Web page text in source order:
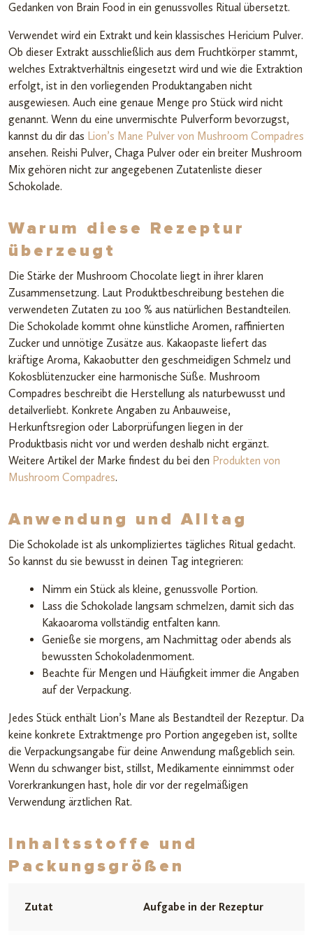
Gedanken von Brain Food in ein genussvolles Ritual übersetzt.
Verwendet wird ein Extrakt und kein klassisches Hericium Pulver.
Ob dieser Extrakt ausschließlich aus dem Fruchtkörper stammt,
welches Extraktverhältnis eingesetzt wird und wie die Extraktion
erfolgt, ist in den vorliegenden Produktangaben nicht
ausgewiesen. Auch eine genaue Menge pro Stück wird nicht
genannt. Wenn du eine unvermischte Pulverform bevorzugst,
kannst du dir das Lion’s Mane Pulver von Mushroom Compadres
ansehen. Reishi Pulver, Chaga Pulver oder ein breiter Mushroom
Mix gehören nicht zur angegebenen Zutatenliste dieser
Schokolade.
Warum diese Rezeptur
überzeugt
Die Stärke der Mushroom Chocolate liegt in ihrer klaren
Zusammensetzung. Laut Produktbeschreibung bestehen die
verwendeten Zutaten zu 100 % aus natürlichen Bestandteilen.
Die Schokolade kommt ohne künstliche Aromen, raffinierten
Zucker und unnötige Zusätze aus. Kakaopaste liefert das
kräftige Aroma, Kakaobutter den geschmeidigen Schmelz und
Kokosblütenzucker eine harmonische Süße. Mushroom
Compadres beschreibt die Herstellung als naturbewusst und
detailverliebt. Konkrete Angaben zu Anbauweise,
Herkunftsregion oder Laborprüfungen liegen in der
Produktbasis nicht vor und werden deshalb nicht ergänzt.
Weitere Artikel der Marke findest du bei den Produkten von
Mushroom Compadres.
Anwendung und Alltag
Die Schokolade ist als unkompliziertes tägliches Ritual gedacht.
So kannst du sie bewusst in deinen Tag integrieren:
Nimm ein Stück als kleine, genussvolle Portion.
Lass die Schokolade langsam schmelzen, damit sich das
Kakaoaroma vollständig entfalten kann.
Genieße sie morgens, am Nachmittag oder abends als
bewussten Schokoladenmoment.
Beachte für Mengen und Häufigkeit immer die Angaben
auf der Verpackung.
Jedes Stück enthält Lion’s Mane als Bestandteil der Rezeptur. Da
keine konkrete Extraktmenge pro Portion angegeben ist, sollte
die Verpackungsangabe für deine Anwendung maßgeblich sein.
Wenn du schwanger bist, stillst, Medikamente einnimmst oder
Vorerkrankungen hast, hole dir vor der regelmäßigen
Verwendung ärztlichen Rat.
Inhaltsstoffe und
Packungsgrößen
Zutat Aufgabe in der Rezeptur